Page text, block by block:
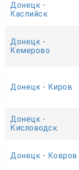
Донецк -
Каспийск
Донецк -
Кемерово
Донецк - Киров
Донецк -
Кисловодск
Донецк - Ковров